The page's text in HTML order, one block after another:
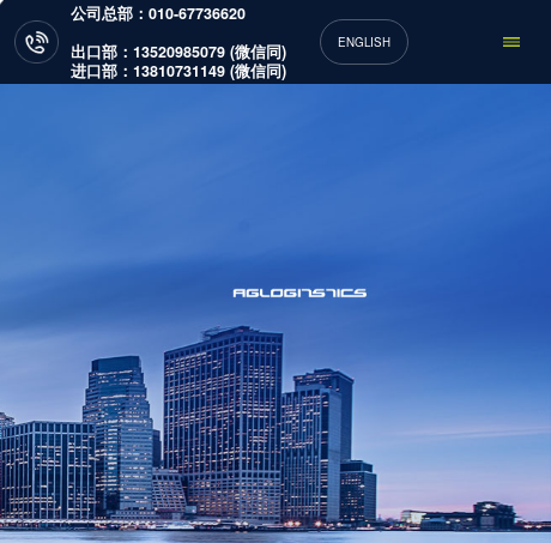
公司总部：010-67736620
出口部：13520985079 (微信同)
进口部：13810731149 (微信同)
ENGLISH